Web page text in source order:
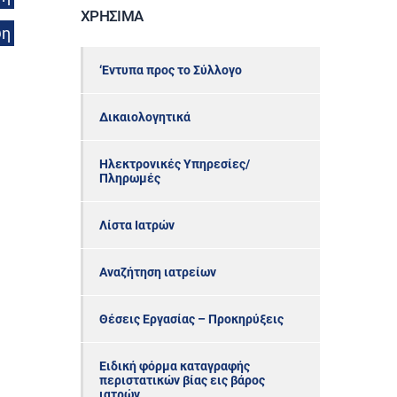
ΧΡΉΣΙΜΑ
‘Εντυπα προς το Σύλλογο
Δικαιολογητικά
Ηλεκτρονικές Υπηρεσίες/
Πληρωμές
Λίστα Ιατρών
Αναζήτηση ιατρείων
Θέσεις Εργασίας – Προκηρύξεις
Ειδική φόρμα καταγραφής
περιστατικών βίας εις βάρος